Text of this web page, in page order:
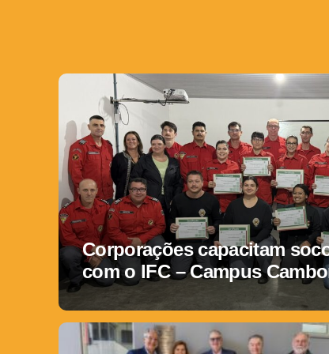
Corporações capacitam
com o IFC – Campus